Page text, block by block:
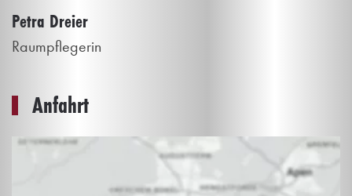
Petra Dreier
Raumpflegerin
Anfahrt